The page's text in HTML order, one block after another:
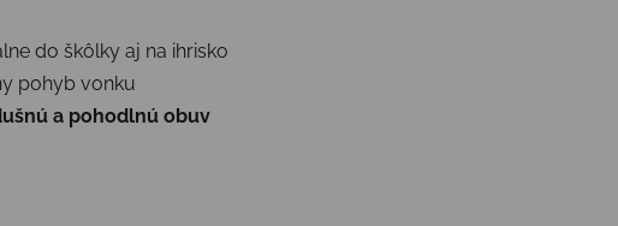
do škôlky aj na ihrisko
pohyb vonku
a pohodlnú obuv